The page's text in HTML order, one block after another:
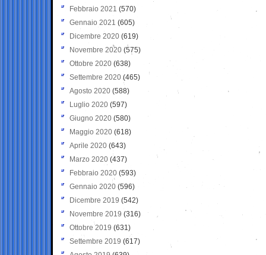
Febbraio 2021 (570)
Gennaio 2021 (605)
Dicembre 2020 (619)
Novembre 2020 (575)
Ottobre 2020 (638)
Settembre 2020(465)
Agosto 2020 (588)
Luglio 2020 (597)
Giugno 2020 (580)
Maggio 2020 (618)
Aprile 2020 (643)
Marzo 2020 (437)
Febbraio 2020 (593)
Gennaio 2020 (596)
Dicembre 2019 (542)
Novembre 2019 (316)
Ottobre 2019 (631)
Settembre 2019 (617)